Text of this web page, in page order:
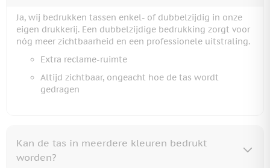
Ja, wij bedrukken tassen enkel- of dubbelzijdig in onze
eigen drukkerij. Een dubbelzijdige bedrukking zorgt voor
nóg meer zichtbaarheid en een professionele uitstraling.
Extra reclame-ruimte
Altijd zichtbaar, ongeacht hoe de tas wordt
gedragen
Kan de tas in meerdere kleuren bedrukt
worden?